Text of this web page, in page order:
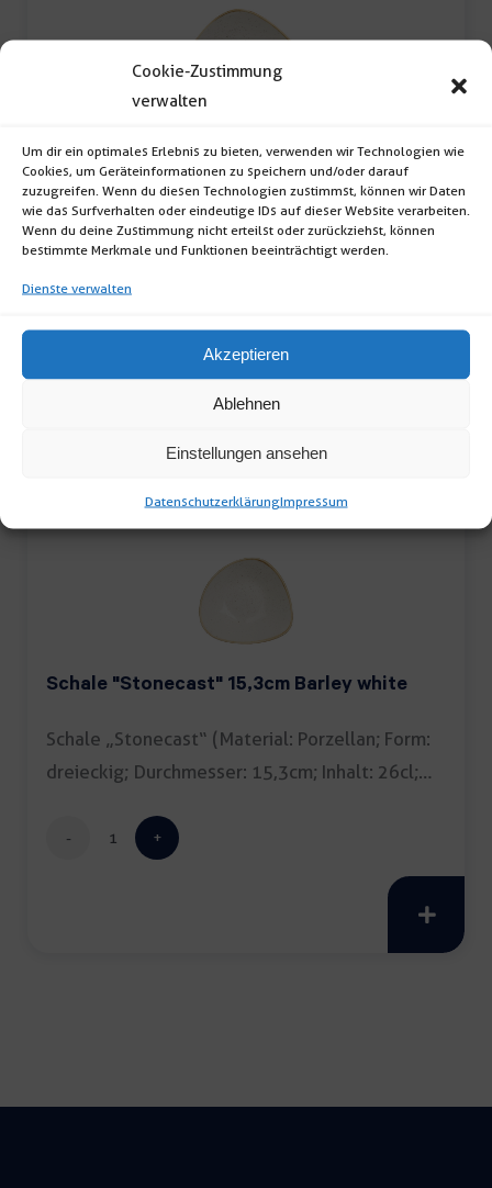
Cookie-Zustimmung
verwalten
Um dir ein optimales Erlebnis zu bieten, verwenden wir Technologien wie
Cookies, um Geräteinformationen zu speichern und/oder darauf
zuzugreifen. Wenn du diesen Technologien zustimmst, können wir Daten
wie das Surfverhalten oder eindeutige IDs auf dieser Website verarbeiten.
Wenn du deine Zustimmung nicht erteilst oder zurückziehst, können
bestimmte Merkmale und Funktionen beeinträchtigt werden.
Dienste verwalten
Akzeptieren
Ablehnen
Einstellungen ansehen
DatenschutzerklärungImpressum
Teller "Stonecast" 27cm Barley white
Teller „Stonecast“ (Material: Porzellan; Form:
dreieckig; Durchmesser: 27cm; Farbe: Stonecast
[…]
"Stonecast"
Menge
Schale "Stonecast" 15,3cm Barley white
Schale „Stonecast“ (Material: Porzellan; Form:
dreieckig; Durchmesser: 15,3cm; Inhalt: 26cl;
Schale